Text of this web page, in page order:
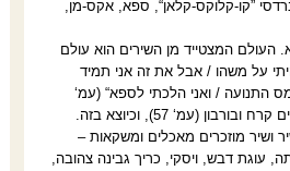
ברדסי ”קו-קלוקס-קלאן“, ספא, אקס-מן,
העולם המצטייד מן השירים הוא עולם
על משהו / אבל את זה אני תמיד
התנועה / ואני הלכתי לספא“ (עמ‘
26). התנאים הולכים לפיפ שואו (עמ‘ 19), לייזה מינלי הופכת לאדגר אלן פו, בני תורה נותנים קרח ובורבון (עמ‘ 57), וכיוצא בזה.
ושיר מוזכרים מאכלים ומשקאות –
עוגת דבש, ויסקי, כריך גבינה צהובה,